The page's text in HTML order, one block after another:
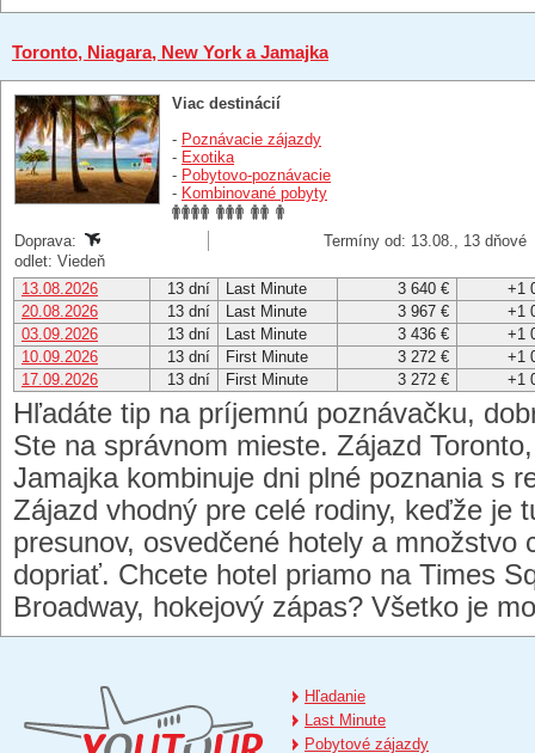
Toronto, Niagara, New York a Jamajka
Viac destinácií
- Poznávacie zájazdy
- Exotika
- Pobytovo-poznávacie
- Kombinované pobyty
Doprava:
Termíny od: 13.08., 13 dňové
odlet: Viedeň
13.08.2026
13 dní Last Minute 3 640 €
+1
20.08.2026
13 dní Last Minute 3 967 €
+1
03.09.2026
13 dní Last Minute 3 436 €
+1
10.09.2026
13 dní First Minute 3 272 €
+1
17.09.2026
13 dní First Minute 3 272 € +1
Hľadáte tip na príjemnú poznávačku,
Ste na správnom mieste. Zájazd
Jamajka kombinuje dni plné poznania s
Zájazd vhodný pre celé rodiny, keďže je
presunov, osvedčené hotely a množstvo
dopriať. Chcete hotel priamo na Times
Broadway, hokejový zápas? Všetko je
Hľadanie
Last Minute
Pobytové zájazdy